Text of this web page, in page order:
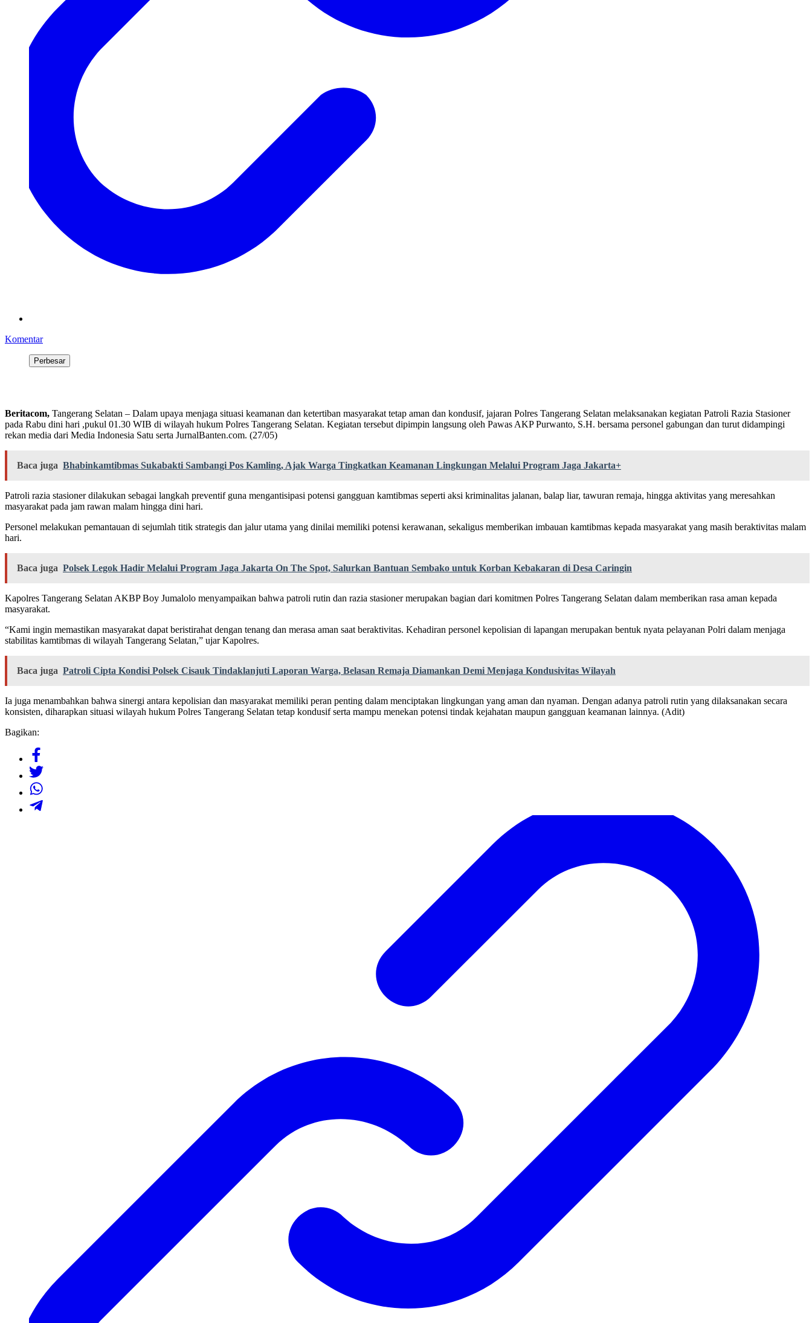
Komentar
Perbesar
Beritacom, Tangerang Selatan – Dalam upaya menjaga situasi keamanan dan ketertiban masyarakat tetap aman dan kondusif, jajaran Polres Tangerang Selatan melaksanakan kegiatan Patroli Razia Stasioner
pada Rabu dini hari ,pukul 01.30 WIB di wilayah hukum Polres Tangerang Selatan. Kegiatan tersebut dipimpin langsung oleh Pawas AKP Purwanto, S.H. bersama personel gabungan dan turut didampingi
rekan media dari Media Indonesia Satu serta JurnalBanten.com. (27/05)
Baca juga Bhabinkamtibmas Sukabakti Sambangi Pos Kamling, Ajak Warga Tingkatkan Keamanan Lingkungan Melalui Program Jaga Jakarta+
Patroli razia stasioner dilakukan sebagai langkah preventif guna mengantisipasi potensi gangguan kamtibmas seperti aksi kriminalitas jalanan, balap liar, tawuran remaja, hingga aktivitas yang meresahkan
masyarakat pada jam rawan malam hingga dini hari.
Personel melakukan pemantauan di sejumlah titik strategis dan jalur utama yang dinilai memiliki potensi kerawanan, sekaligus memberikan imbauan kamtibmas kepada masyarakat yang masih beraktivitas malam
hari.
Baca juga Polsek Legok Hadir Melalui Program Jaga Jakarta On The Spot, Salurkan Bantuan Sembako untuk Korban Kebakaran di Desa Caringin
Kapolres Tangerang Selatan AKBP Boy Jumalolo menyampaikan bahwa patroli rutin dan razia stasioner merupakan bagian dari komitmen Polres Tangerang Selatan dalam memberikan rasa aman kepada
masyarakat.
“Kami ingin memastikan masyarakat dapat beristirahat dengan tenang dan merasa aman saat beraktivitas. Kehadiran personel kepolisian di lapangan merupakan bentuk nyata pelayanan Polri dalam menjaga
stabilitas kamtibmas di wilayah Tangerang Selatan,” ujar Kapolres.
Baca juga Patroli Cipta Kondisi Polsek Cisauk Tindaklanjuti Laporan Warga, Belasan Remaja Diamankan Demi Menjaga Kondusivitas Wilayah
Ia juga menambahkan bahwa sinergi antara kepolisian dan masyarakat memiliki peran penting dalam menciptakan lingkungan yang aman dan nyaman. Dengan adanya patroli rutin yang dilaksanakan secara
konsisten, diharapkan situasi wilayah hukum Polres Tangerang Selatan tetap kondusif serta mampu menekan potensi tindak kejahatan maupun gangguan keamanan lainnya. (Adit)
Bagikan: